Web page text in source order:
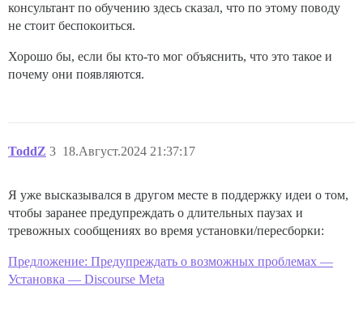
консультант по обучению здесь сказал, что по этому поводу
не стоит беспокоиться.
Хорошо бы, если бы кто-то мог объяснить, что это такое и
почему они появляются.
ToddZ 18.Август.2024 21:37:17
3
Я уже высказывался в другом месте в поддержку идеи о том,
чтобы заранее предупреждать о длительных паузах и
тревожных сообщениях во время установки/пересборки:
Предложение: Предупреждать о возможных проблемах —
Установка — Discourse Meta